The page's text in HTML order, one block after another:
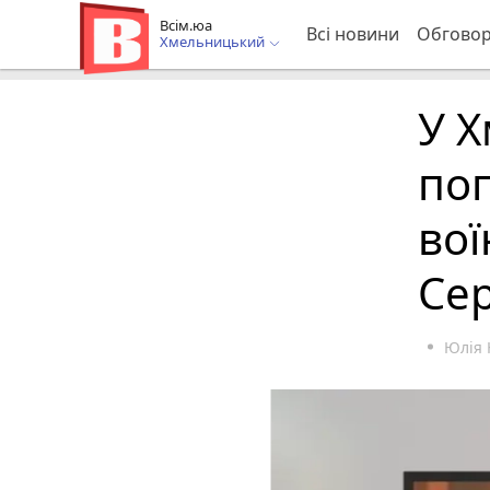
Всім.юа
Хмельницький
Всі новини
У
Юлія